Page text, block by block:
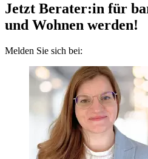
Jetzt Berater:in für
und Wohnen werden!
Melden Sie sich bei: